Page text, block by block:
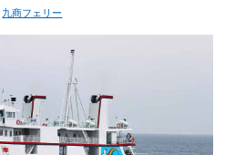
九商フェリー